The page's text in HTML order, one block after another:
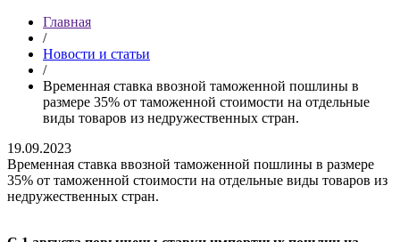
Главная
/
Новости и статьи
/
Временная ставка ввозной таможенной пошлины в
размере 35% от таможенной стоимости на отдельные
виды товаров из недружественных стран.
19.09.2023
Временная ставка ввозной таможенной пошлины в размере
35% от таможенной стоимости на отдельные виды товаров из
недружественных стран.